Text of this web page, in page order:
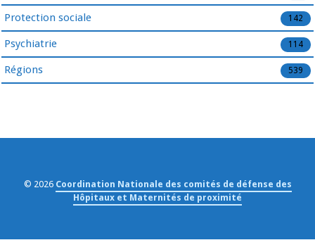
Protection sociale 142
Psychiatrie 114
Régions 539
© 2026 Coordination Nationale des comités de défense des
Hôpitaux et Maternités de proximité